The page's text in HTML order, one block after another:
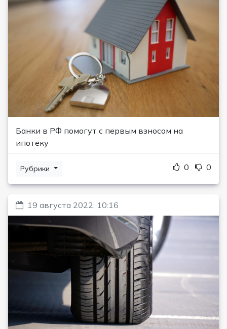
Банки в РФ помогут с первым взносом на
ипотеку
Рубрики 0 0
19 августа 2022, 10:16